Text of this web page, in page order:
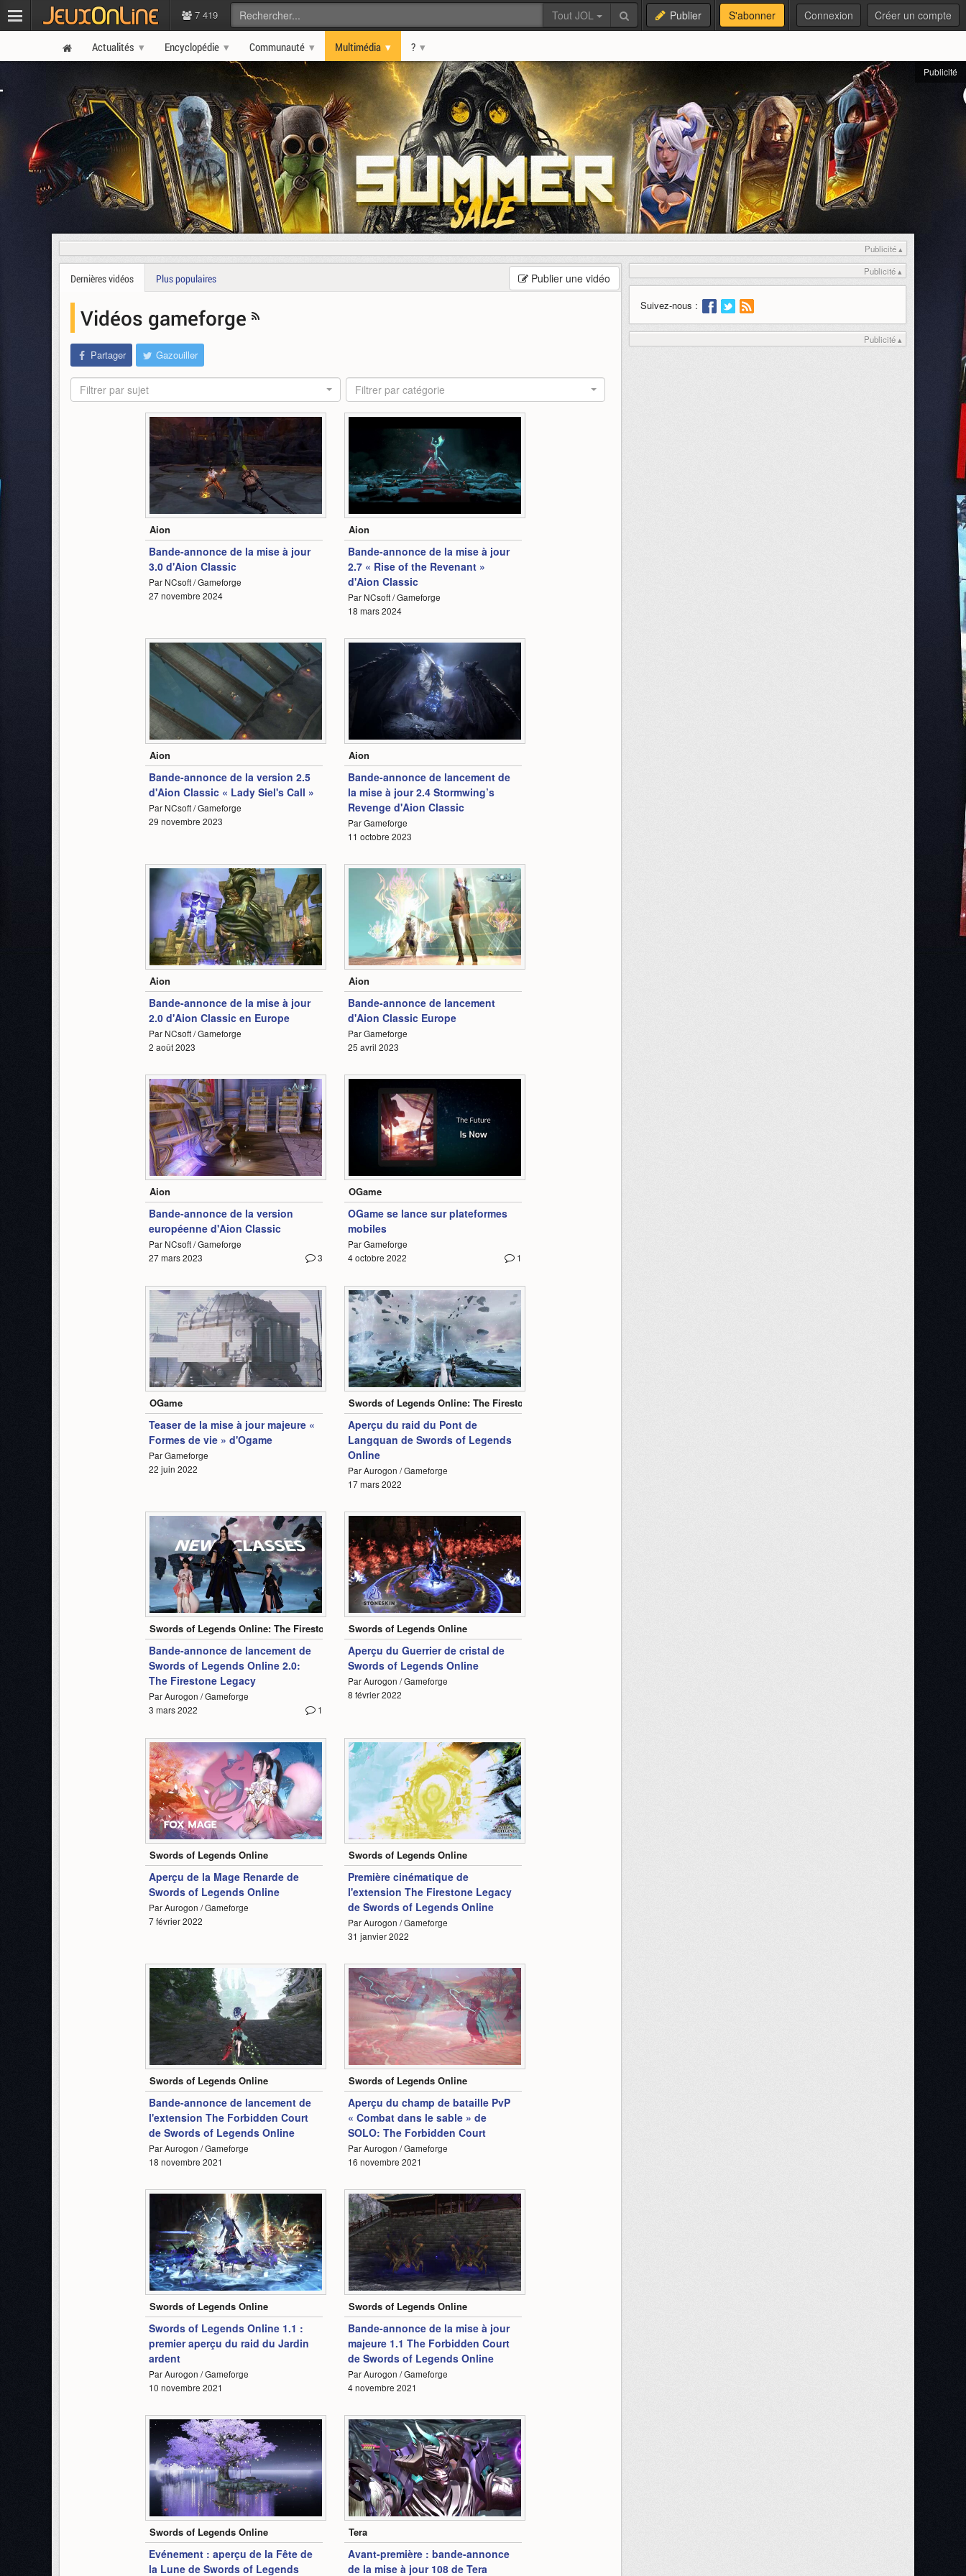
7 419 Tout JOL Publier S'abonner Connexion Créer un compte
Actualités Encyclopédie Communauté Multimédia ?
Publicité
Publicité ▴
Publier une vidéo
Dernières vidéos Plus populaires
Vidéos gameforge
Partager Gazouiller
Filtrer par sujet Filtrer par catégorie
0:44
Aion
Bande-annonce de la mise à jour
3.0 d'Aion Classic
Par NCsoft / Gameforge
27 novembre 2024
0:55
Aion
Bande-annonce de la mise à jour
2.7 « Rise of the Revenant »
d'Aion Classic
Par NCsoft / Gameforge
18 mars 2024
1:22
Aion
Bande-annonce de la version 2.5
d'Aion Classic « Lady Siel's Call »
Par NCsoft / Gameforge
29 novembre 2023
Aion
Bande-annonce de lancement de
la mise à jour 2.4 Stormwing’s
Revenge d'Aion Classic
Par Gameforge
11 octobre 2023
1:11
Aion
Bande-annonce de la mise à jour
2.0 d'Aion Classic en Europe
Par NCsoft / Gameforge
2 août 2023
0:38
Aion
Bande-annonce de lancement
d'Aion Classic Europe
Par Gameforge
25 avril 2023
2:09
Aion
Bande-annonce de la version
européenne d'Aion Classic
Par NCsoft / Gameforge
3
27 mars 2023
OGame
OGame se lance sur plateformes
mobiles
Par Gameforge
1
4 octobre 2022
0:50
OGame
Teaser de la mise à jour majeure «
Formes de vie » d'Ogame
Par Gameforge
22 juin 2022
0:30
Swords of Legends Online: The Firestone Legacy
Aperçu du raid du Pont de
Langquan de Swords of Legends
Online
Par Aurogon / Gameforge
17 mars 2022
1:50
Swords of Legends Online: The Firestone Legacy
Bande-annonce de lancement de
Swords of Legends Online 2.0:
The Firestone Legacy
Par Aurogon / Gameforge
1
3 mars 2022
1:44
Swords of Legends Online
Aperçu du Guerrier de cristal de
Swords of Legends Online
Par Aurogon / Gameforge
8 février 2022
1:21
Swords of Legends Online
Aperçu de la Mage Renarde de
Swords of Legends Online
Par Aurogon / Gameforge
7 février 2022
2:13
Swords of Legends Online
Première cinématique de
l'extension The Firestone Legacy
de Swords of Legends Online
Par Aurogon / Gameforge
31 janvier 2022
1:32
Swords of Legends Online
Bande-annonce de lancement de
l'extension The Forbidden Court
de Swords of Legends Online
Par Aurogon / Gameforge
18 novembre 2021
1:00
Swords of Legends Online
Aperçu du champ de bataille PvP
« Combat dans le sable » de
SOLO: The Forbidden Court
Par Aurogon / Gameforge
16 novembre 2021
0:42
Swords of Legends Online
Swords of Legends Online 1.1 :
premier aperçu du raid du Jardin
ardent
Par Aurogon / Gameforge
10 novembre 2021
0:33
Swords of Legends Online
Bande-annonce de la mise à jour
majeure 1.1 The Forbidden Court
de Swords of Legends Online
Par Aurogon / Gameforge
4 novembre 2021
Swords of Legends Online
Evénement : aperçu de la Fête de
la Lune de Swords of Legends
0:47
Tera
Avant-première : bande-annonce
de la mise à jour 108 de Tera
Publicité ▴
Suivez-nous :
Publicité ▴